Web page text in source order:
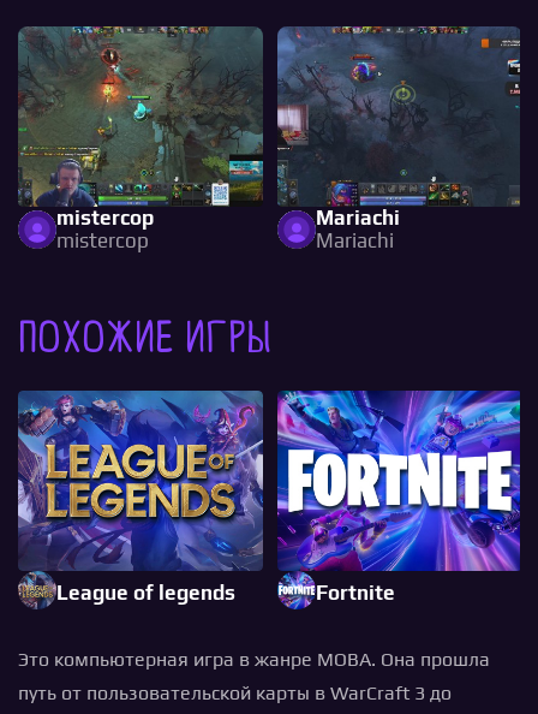
mistercop
mistercop
Mariachi
Mariachi
Похожие игры
League of legends Fortnite
Это компьютерная игра в жанре MOBA. Она прошла
путь от пользовательской карты в WarCraft 3 до